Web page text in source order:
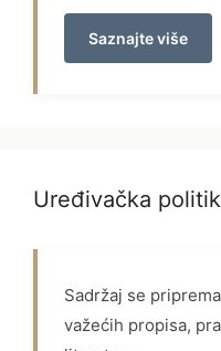
Saznajte više
Uređivačka
Sadržaj se
važećih propisa,